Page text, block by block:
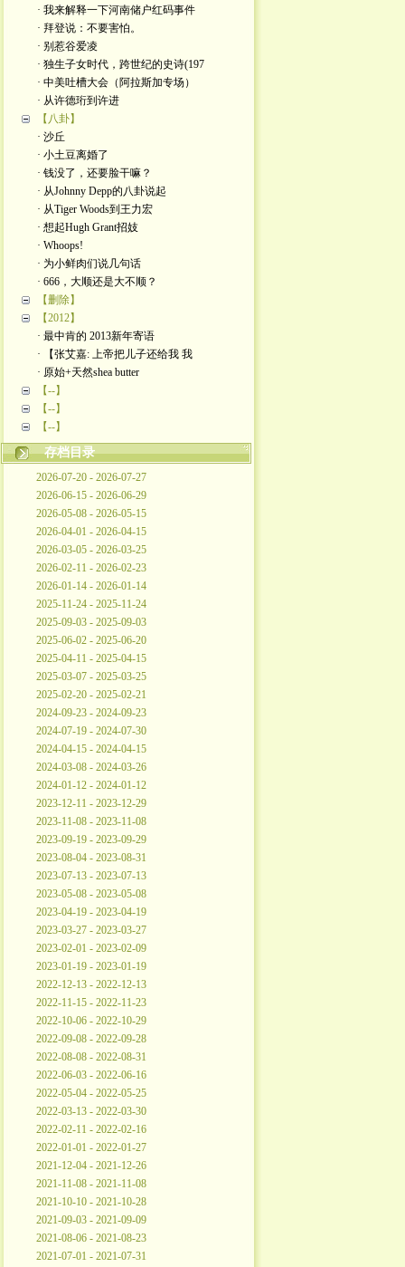
· 我来解释一下河南储户红码事件
· 拜登说：不要害怕。
· 别惹谷爱凌
· 独生子女时代，跨世纪的史诗(197
· 中美吐槽大会（阿拉斯加专场）
· 从许德珩到许进
【八卦】
· 沙丘
· 小土豆离婚了
· 钱没了，还要脸干嘛？
· 从Johnny Depp的八卦说起
· 从Tiger Woods到王力宏
· 想起Hugh Grant招妓
· Whoops!
· 为小鲜肉们说几句话
· 666，大顺还是大不顺？
【删除】
【2012】
· 最中肯的 2013新年寄语
· 【张艾嘉: 上帝把儿子还给我 我
· 原始+天然shea butter
【--】
【--】
【--】
存档目录
2026-07-20 - 2026-07-27
2026-06-15 - 2026-06-29
2026-05-08 - 2026-05-15
2026-04-01 - 2026-04-15
2026-03-05 - 2026-03-25
2026-02-11 - 2026-02-23
2026-01-14 - 2026-01-14
2025-11-24 - 2025-11-24
2025-09-03 - 2025-09-03
2025-06-02 - 2025-06-20
2025-04-11 - 2025-04-15
2025-03-07 - 2025-03-25
2025-02-20 - 2025-02-21
2024-09-23 - 2024-09-23
2024-07-19 - 2024-07-30
2024-04-15 - 2024-04-15
2024-03-08 - 2024-03-26
2024-01-12 - 2024-01-12
2023-12-11 - 2023-12-29
2023-11-08 - 2023-11-08
2023-09-19 - 2023-09-29
2023-08-04 - 2023-08-31
2023-07-13 - 2023-07-13
2023-05-08 - 2023-05-08
2023-04-19 - 2023-04-19
2023-03-27 - 2023-03-27
2023-02-01 - 2023-02-09
2023-01-19 - 2023-01-19
2022-12-13 - 2022-12-13
2022-11-15 - 2022-11-23
2022-10-06 - 2022-10-29
2022-09-08 - 2022-09-28
2022-08-08 - 2022-08-31
2022-06-03 - 2022-06-16
2022-05-04 - 2022-05-25
2022-03-13 - 2022-03-30
2022-02-11 - 2022-02-16
2022-01-01 - 2022-01-27
2021-12-04 - 2021-12-26
2021-11-08 - 2021-11-08
2021-10-10 - 2021-10-28
2021-09-03 - 2021-09-09
2021-08-06 - 2021-08-23
2021-07-01 - 2021-07-31